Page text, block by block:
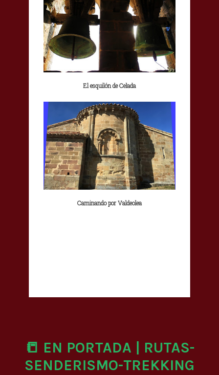
El esquilón de Celada
Caminando por Valdeolea
📒 EN PORTADA | RUTAS-
SENDERISMO-TREKKING